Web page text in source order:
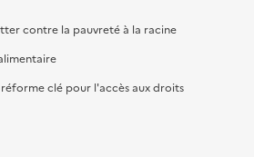
contre la pauvreté à la racine
clé pour l'accès aux droits